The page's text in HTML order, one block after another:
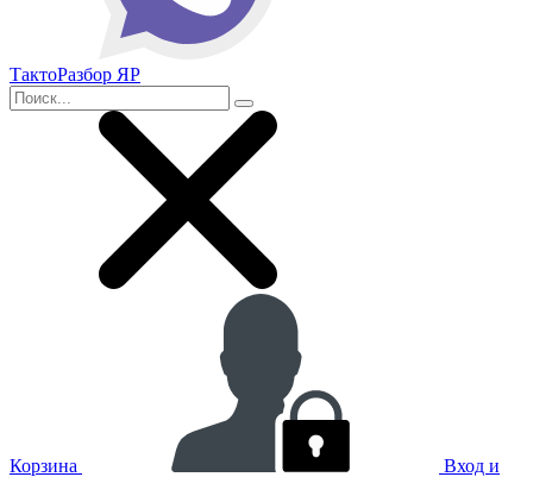
ТактоРазбор ЯР
Корзина
Вход и